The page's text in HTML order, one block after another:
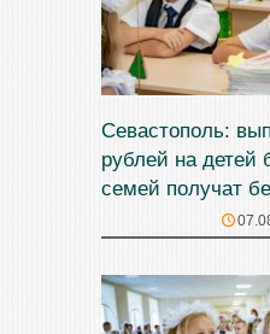
Севастополь:
рублей на детей
семей получат